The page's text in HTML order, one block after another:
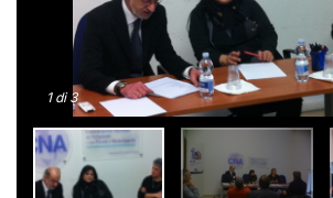
1di 3